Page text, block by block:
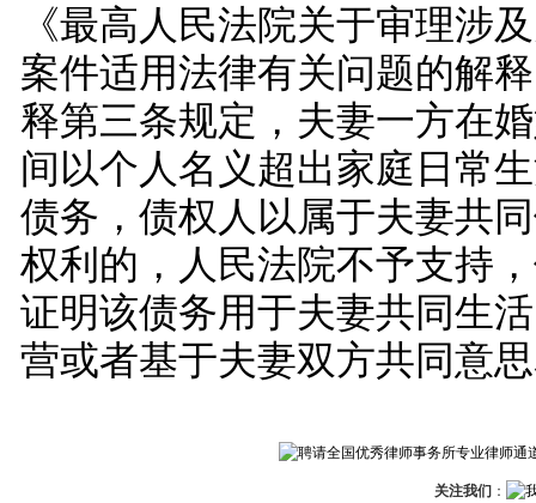
《最高人民法院关于审理涉
案件适用法律有关问题的解
释第三条规定，夫妻一方在
间以个人名义超出家庭日常
债务，债权人以属于夫妻共
权利的，人民法院不予支持
证明该债务用于夫妻共同生
营或者基于夫妻双方共同意
关注我们 ：